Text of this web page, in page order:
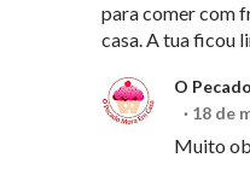
para comer com
casa. A tua ficou
O
18 de
Muito